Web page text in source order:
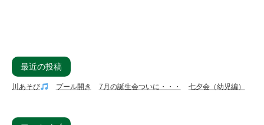
最近の投稿
川あそび プール開き 7月の誕生会ついに・・・ 七夕会（幼児編）